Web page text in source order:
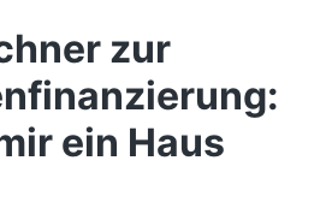
zur
ein Haus